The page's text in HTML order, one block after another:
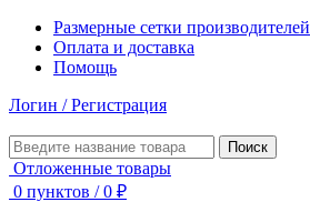
Размерные сетки производителей
Оплата и доставка
Помощь
Логин / Регистрация
Поиск
Отложенные товары
0 пунктов / 0 ₽